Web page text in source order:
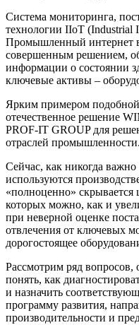
Система мониторинга,
технологии IIoT (Industrial
Промышленный интернет
совершенным решением,
информации о состоянии
ключевые активы –
Ярким примером подобной
отечественное решение
PROF-IT GROUP для
отраслей промышленности.
Сейчас, как никогда
используются
«полноценно» скрывается
которых можно, как и
при неверной оценке
отвлечения от ключевых
дорогостоящее
Рассмотрим ряд вопросов,
понять, как
и назначить
программу развития,
производительности и